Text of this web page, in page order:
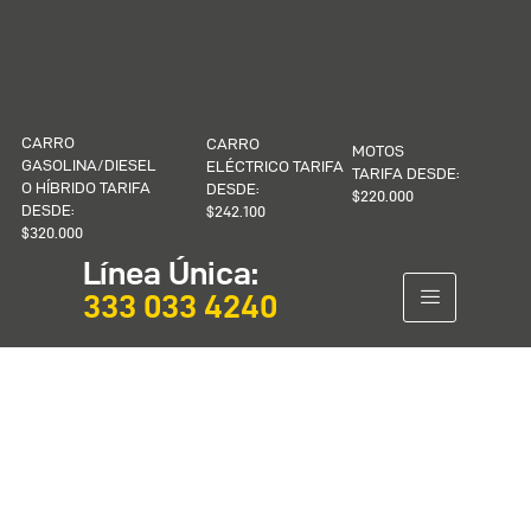
CARRO
GASOLINA/DIESEL
O HÍBRIDO TARIFA
DESDE:
$320.000
CARRO
ELÉCTRICO TARIFA
DESDE:
$242.100
MOTOS
TARIFA DESDE:
$220.000
Línea Única:
333 033 4240